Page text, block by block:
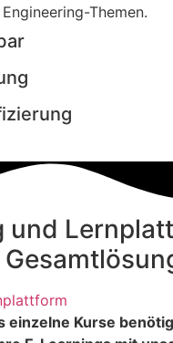
Themen.
und
einzelne Kurse